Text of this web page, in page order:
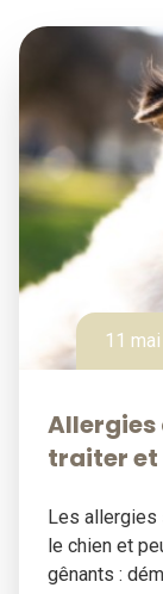
11
Allergies
traiter
Les allergies
le chien et
gênants :